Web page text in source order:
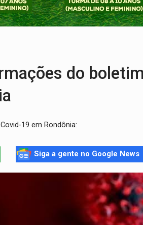
apreende quase meia tonelada de
do boletim
19 em Rondônia:
Siga a gente no Google News